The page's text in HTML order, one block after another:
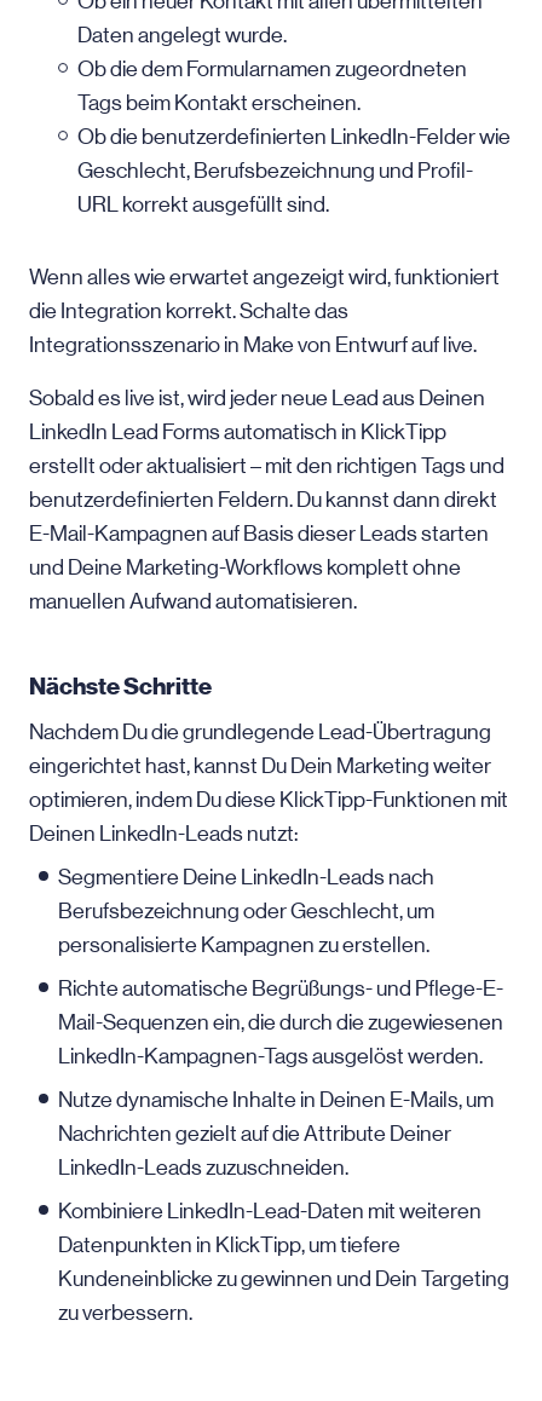
Daten angelegt wurde.
Ob die dem Formularnamen zugeordneten
Tags beim Kontakt erscheinen.
Ob die benutzerdefinierten LinkedIn-Felder wie
Geschlecht, Berufsbezeichnung und Profil-
URL korrekt ausgefüllt sind.
Wenn alles wie erwartet angezeigt wird, funktioniert
die Integration korrekt. Schalte das
Integrationsszenario in Make von Entwurf auf live.
Sobald es live ist, wird jeder neue Lead aus Deinen
LinkedIn Lead Forms automatisch in KlickTipp
erstellt oder aktualisiert – mit den richtigen Tags und
benutzerdefinierten Feldern. Du kannst dann direkt
E-Mail-Kampagnen auf Basis dieser Leads starten
und Deine Marketing-Workflows komplett ohne
manuellen Aufwand automatisieren.
Nächste Schritte
Nachdem Du die grundlegende Lead-Übertragung
eingerichtet hast, kannst Du Dein Marketing weiter
optimieren, indem Du diese KlickTipp-Funktionen mit
Deinen LinkedIn-Leads nutzt:
Segmentiere Deine LinkedIn-Leads nach
Berufsbezeichnung oder Geschlecht, um
personalisierte Kampagnen zu erstellen.
Richte automatische Begrüßungs- und Pflege-E-
Mail-Sequenzen ein, die durch die zugewiesenen
LinkedIn-Kampagnen-Tags ausgelöst werden.
Nutze dynamische Inhalte in Deinen E-Mails, um
Nachrichten gezielt auf die Attribute Deiner
LinkedIn-Leads zuzuschneiden.
Kombiniere LinkedIn-Lead-Daten mit weiteren
Datenpunkten in KlickTipp, um tiefere
Kundeneinblicke zu gewinnen und Dein Targeting
zu verbessern.